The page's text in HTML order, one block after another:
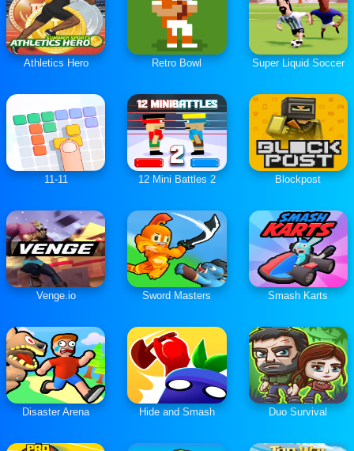
Athletics Hero Retro Bowl Super Liquid Soccer
11-11 12 Mini Battles 2 Blockpost
Venge.io Sword Masters Smash Karts
Disaster Arena Hide and Smash Duo Survival